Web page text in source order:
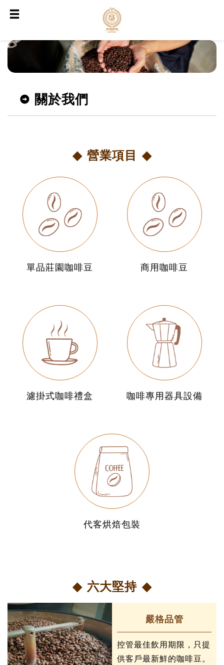
關於我們
營業項目
單品莊園咖啡豆 商用咖啡豆
濾掛式咖啡禮盒 咖啡專用器具設備
代客烘焙包裝
六大堅持
嚴格品管
控管最佳飲用期限，只提
供客戶最新鮮的咖啡豆。